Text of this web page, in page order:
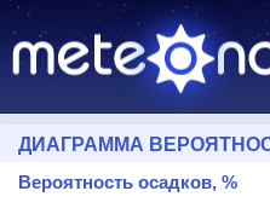
ДИАГРАММА
Вероятность осадков, %